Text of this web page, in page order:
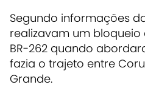
Segundo informações
realizavam um
BR-262 quando
fazia o trajeto entre
Grande.